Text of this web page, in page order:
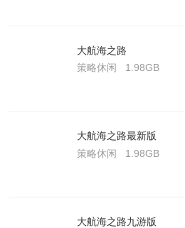
大航海之路
策略休闲
1.98GB
大航海之路最新版
策略休闲
1.98GB
大航海之路九游版